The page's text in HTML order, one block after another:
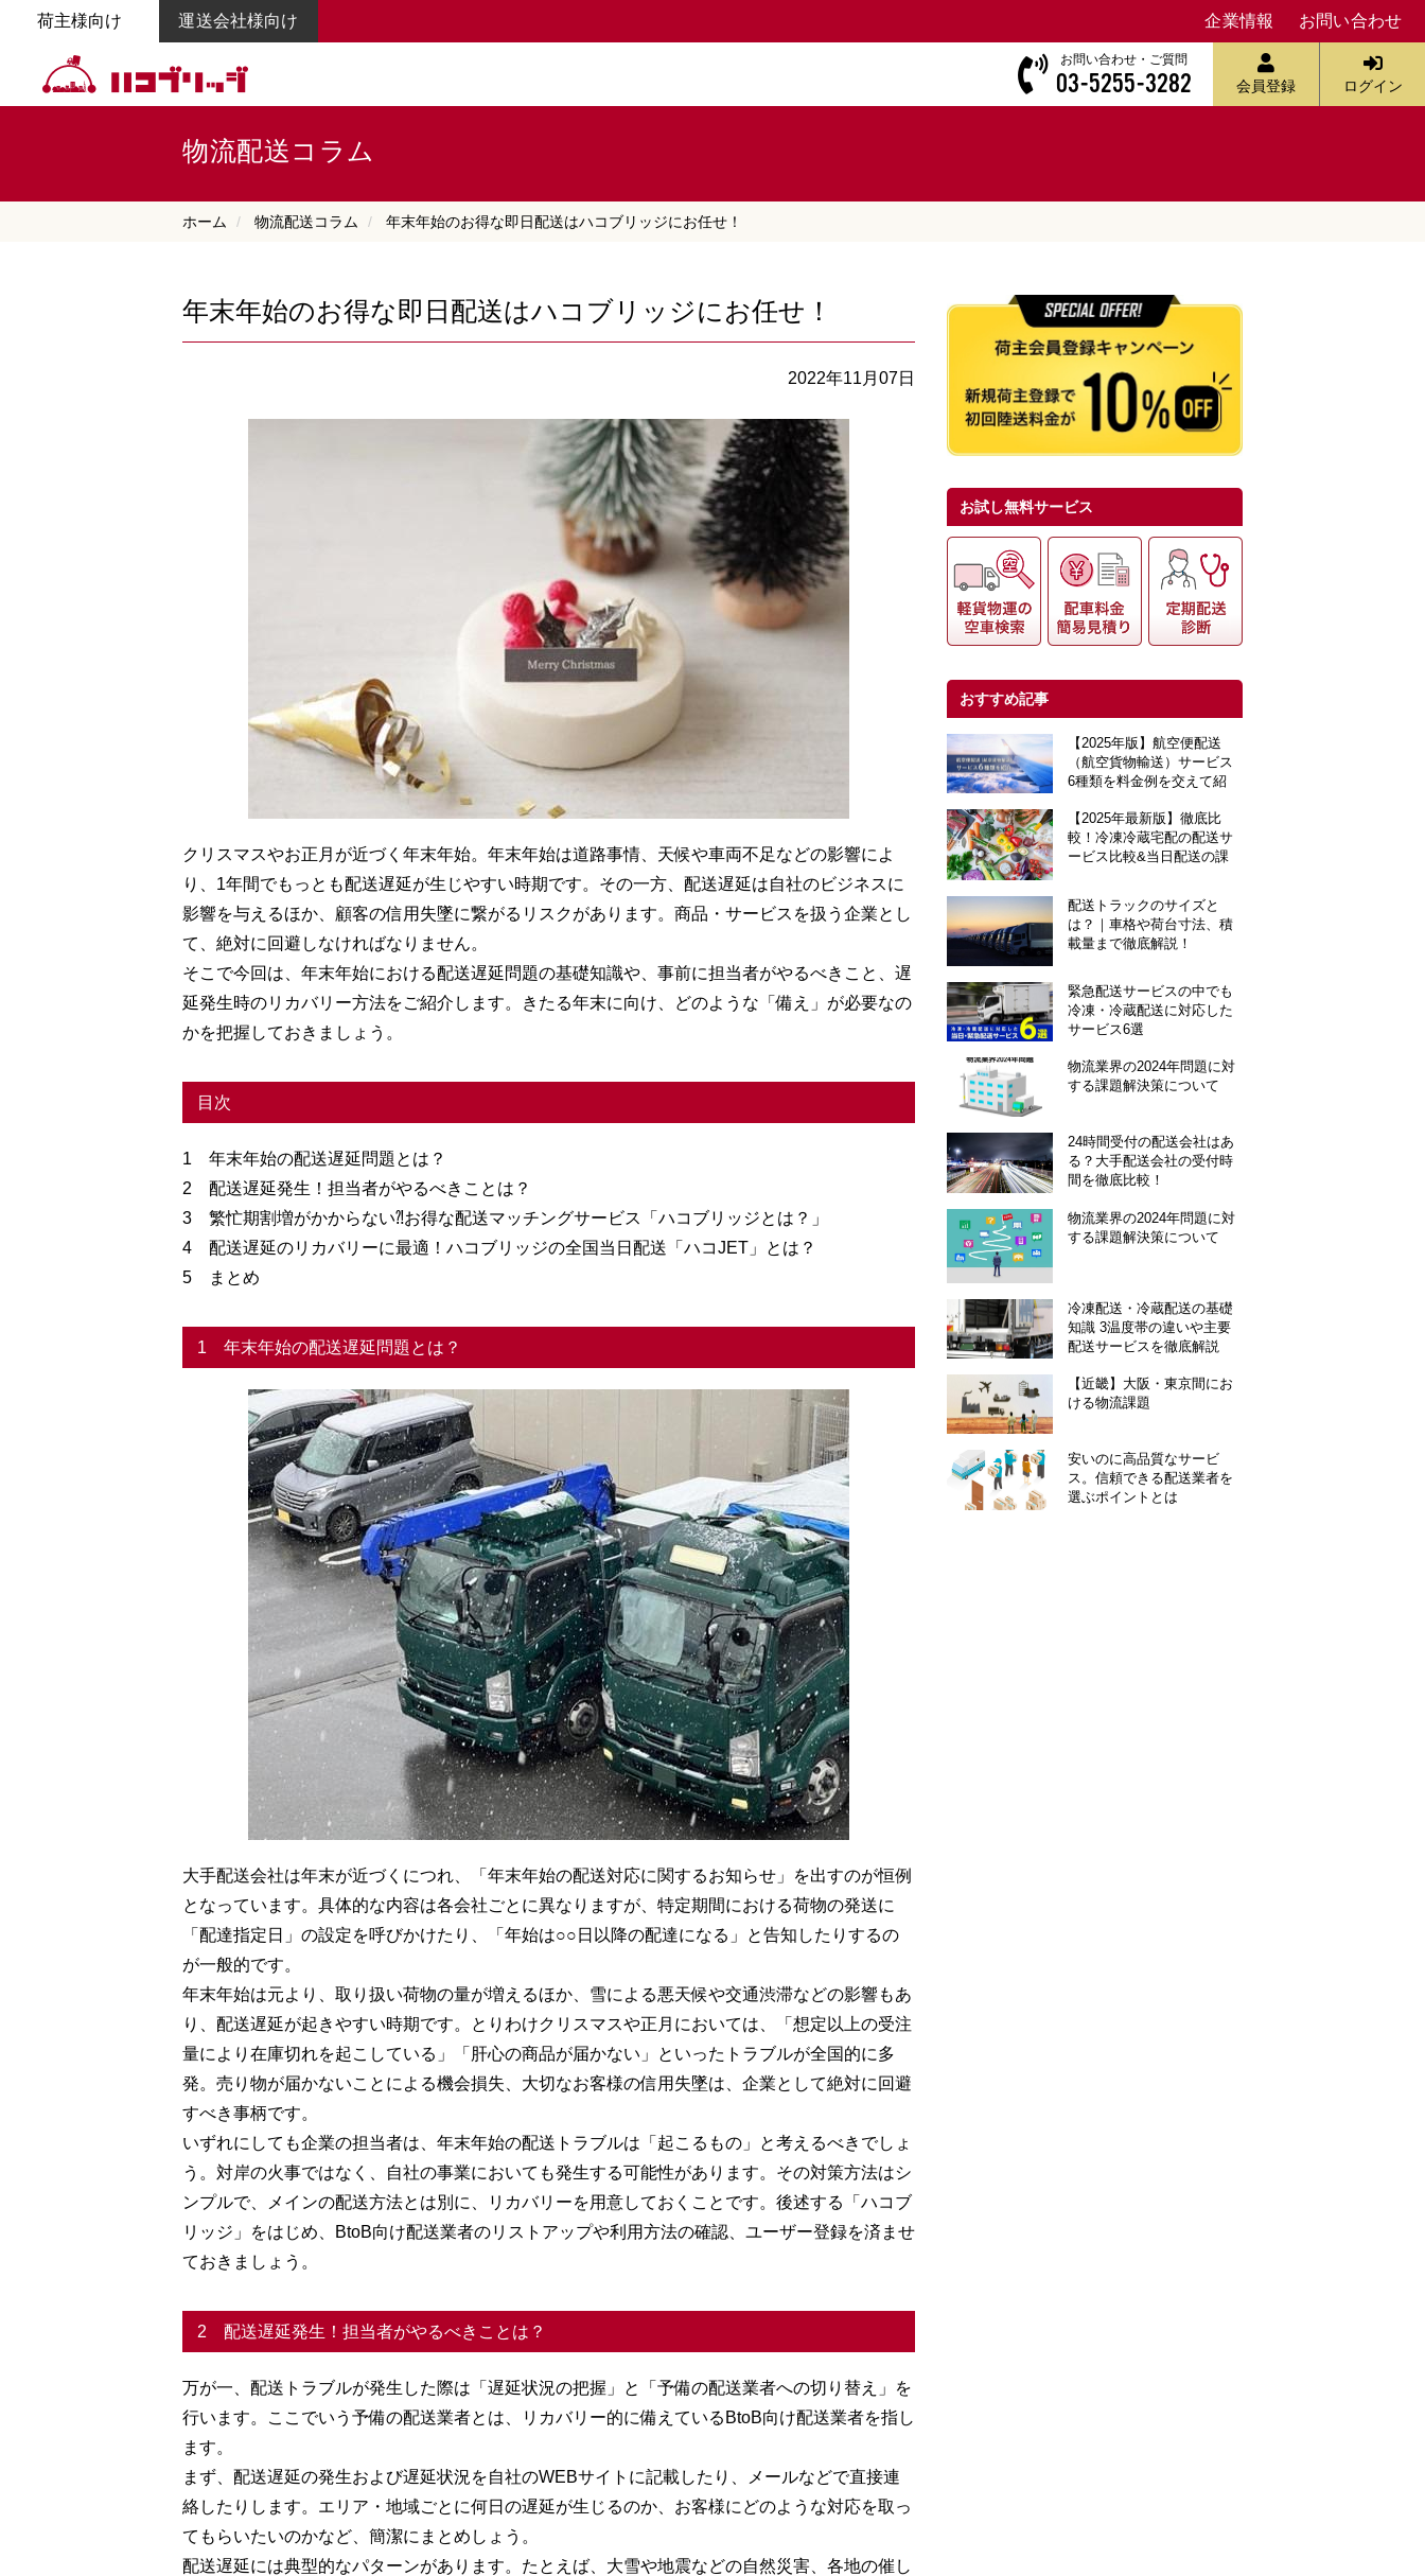
荷主様向け 運送会社様向け 企業情報 お問い合わせ
お問い合わせ・ご質問
03-5255-3282 会員登録 ログイン
物流配送コラム
ホーム 物流配送コラム 年末年始のお得な即日配送はハコブリッジにお任せ！
年末年始のお得な即日配送はハコブリッジにお任せ！
2022年11月07日
クリスマスやお正月が近づく年末年始。年末年始は道路事情、天候や車両不足などの影響によ
り、1年間でもっとも配送遅延が生じやすい時期です。その一方、配送遅延は自社のビジネスに
影響を与えるほか、顧客の信用失墜に繋がるリスクがあります。商品・サービスを扱う企業とし
て、絶対に回避しなければなりません。
そこで今回は、年末年始における配送遅延問題の基礎知識や、事前に担当者がやるべきこと、遅
延発生時のリカバリー方法をご紹介します。きたる年末に向け、どのような「備え」が必要なの
かを把握しておきましょう。
目次
1 年末年始の配送遅延問題とは？
2 配送遅延発生！担当者がやるべきことは？
3 繁忙期割増がかからない⁈お得な配送マッチングサービス「ハコブリッジとは？」
4 配送遅延のリカバリーに最適！ハコブリッジの全国当日配送「ハコJET」とは？
5 まとめ
1 年末年始の配送遅延問題とは？
大手配送会社は年末が近づくにつれ、「年末年始の配送対応に関するお知らせ」を出すのが恒例
となっています。具体的な内容は各会社ごとに異なりますが、特定期間における荷物の発送に
「配達指定日」の設定を呼びかけたり、「年始は○○日以降の配達になる」と告知したりするの
が一般的です。
年末年始は元より、取り扱い荷物の量が増えるほか、雪による悪天候や交通渋滞などの影響もあ
り、配送遅延が起きやすい時期です。とりわけクリスマスや正月においては、「想定以上の受注
量により在庫切れを起こしている」「肝心の商品が届かない」といったトラブルが全国的に多
発。売り物が届かないことによる機会損失、大切なお客様の信用失墜は、企業として絶対に回避
すべき事柄です。
いずれにしても企業の担当者は、年末年始の配送トラブルは「起こるもの」と考えるべきでしょ
う。対岸の火事ではなく、自社の事業においても発生する可能性があります。その対策方法はシ
ンプルで、メインの配送方法とは別に、リカバリーを用意しておくことです。後述する「ハコブ
リッジ」をはじめ、BtoB向け配送業者のリストアップや利用方法の確認、ユーザー登録を済ませ
ておきましょう。
2 配送遅延発生！担当者がやるべきことは？
万が一、配送トラブルが発生した際は「遅延状況の把握」と「予備の配送業者への切り替え」を
行います。ここでいう予備の配送業者とは、リカバリー的に備えているBtoB向け配送業者を指し
ます。
まず、配送遅延の発生および遅延状況を自社のWEBサイトに記載したり、メールなどで直接連
絡したりします。エリア・地域ごとに何日の遅延が生じるのか、お客様にどのような対応を取っ
てもらいたいのかなど、簡潔にまとめしょう。
配送遅延には典型的なパターンがあります。たとえば、大雪や地震などの自然災害、各地の催し
お試し無料サービス
おすすめ記事
【2025年版】航空便配送
（航空貨物輸送）サービス
6種類を料金例を交えて紹
【2025年最新版】徹底比
較！冷凍冷蔵宅配の配送サ
ービス比較&当日配送の課
配送トラックのサイズと
は？｜車格や荷台寸法、積
載量まで徹底解説！
緊急配送サービスの中でも
冷凍・冷蔵配送に対応した
サービス6選
物流業界の2024年問題に対
する課題解決策について
24時間受付の配送会社はあ
る？大手配送会社の受付時
間を徹底比較！
物流業界の2024年問題に対
する課題解決策について
冷凍配送・冷蔵配送の基礎
知識 3温度帯の違いや主要
配送サービスを徹底解説
【近畿】大阪・東京間にお
ける物流課題
安いのに高品質なサービ
ス。信頼できる配送業者を
選ぶポイントとは